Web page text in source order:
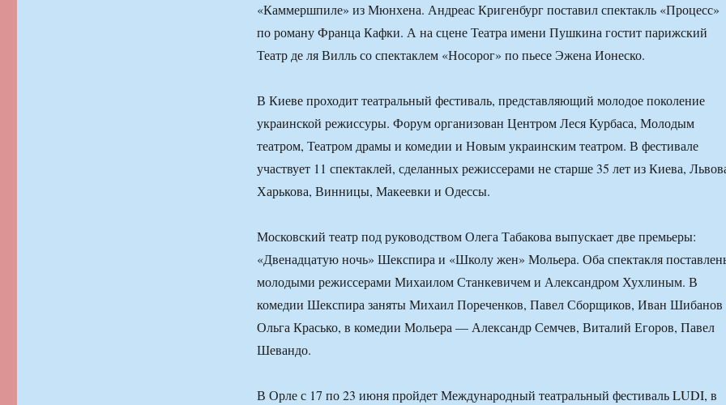
«Каммершпиле» из Мюнхена. Андреас Кригенбург поставил спектакль «Процесс»
по роману Франца Кафки. А на сцене Театра имени Пушкина гостит парижский
Театр де ля Вилль со спектаклем «Носорог» по пьесе Эжена Ионеско.
В Киеве проходит театральный фестиваль, представляющий молодое поколение
украинской режиссуры. Форум организован Центром Леся Курбаса, Молодым
театром, Театром драмы и комедии и Новым украинским театром. В фестивале
участвует 11 спектаклей, сделанных режиссерами не старше 35 лет из Киева,
Харькова, Винницы, Макеевки и Одессы.
Московский театр под руководством Олега Табакова выпускает две премьеры:
«Двенадцатую ночь» Шекспира и «Школу жен» Мольера. Оба спектакля
молодыми режиссерами Михаилом Станкевичем и Александром Хухлиным. В
комедии Шекспира заняты Михаил Пореченков, Павел Сборщиков, Иван Шибанов
Ольга Красько, в комедии Мольера — Александр Семчев, Виталий Егоров, Павел
Шевандо.
В Орле с 17 по 23 июня пройдет Международный театральный фестиваль LUDI, в